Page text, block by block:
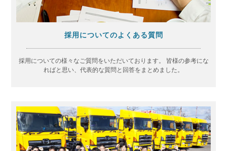
採用についてのよくある質問
採用についての様々なご質問をいただいております。
皆様の参考にな
ればと思い、代表的な質問と回答をまとめました。